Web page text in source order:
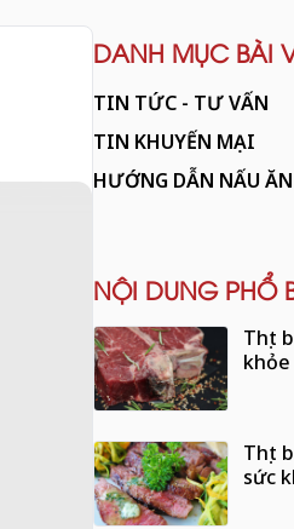
DANH MỤC BÀI
TIN TỨC - TƯ VẤN
TIN KHUYẾN MẠI
HƯỚNG DẪN NẤU ĂN
NỘI DUNG PHỔ
Thịt
Thịt
sức